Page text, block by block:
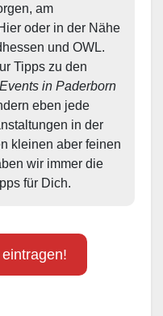
am
oder in der Nähe
und OWL.
Tipps zu den
Events in Paderborn
eben jede
in der
kleinen aber feinen
wir immer die
für Dich.